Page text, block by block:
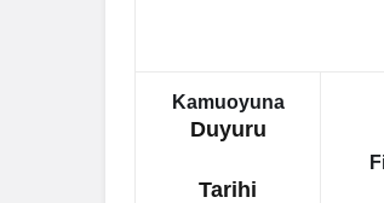
Kamuoyuna
Duyuru
Tarihi